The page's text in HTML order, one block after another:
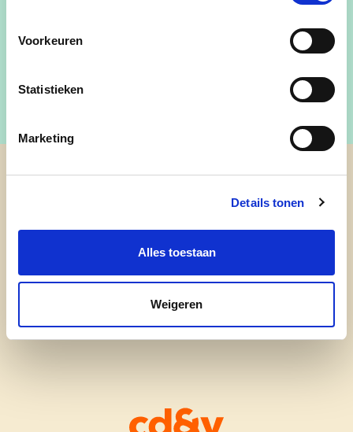
Voorkeuren
Statistieken
Marketing
Details tonen
Alles toestaan
Weigeren
nieuws